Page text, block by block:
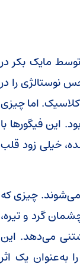
توسط مایک بکر در
نوستالژی را در
اما چیزی
که فانکو را به یک برند جهانی تبدیل کرد، معرفی خط تولید فانکوپاپ در سال ۲۰۱۱ بود. این فیگورها با
خیلی زود قلب
ساخته می‌شوند. چیزی که
گرد و تیره،
می‌دهد. این
یک اثر